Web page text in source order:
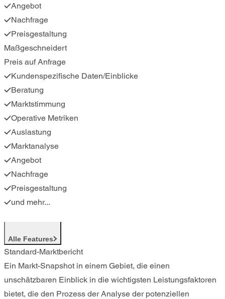
Angebot
Nachfrage
Preisgestaltung
Maßgeschneidert
Preis auf Anfrage
Kundenspezifische Daten/Einblicke
Beratung
Marktstimmung
Operative Metriken
Auslastung
Marktanalyse
Angebot
Nachfrage
Preisgestaltung
und mehr...
Alle Features
Standard-Marktbericht
Ein Markt-Snapshot in einem Gebiet, die einen
unschätzbaren Einblick in die wichtigsten Leistungsfaktoren
bietet, die den Prozess der Analyse der potenziellen